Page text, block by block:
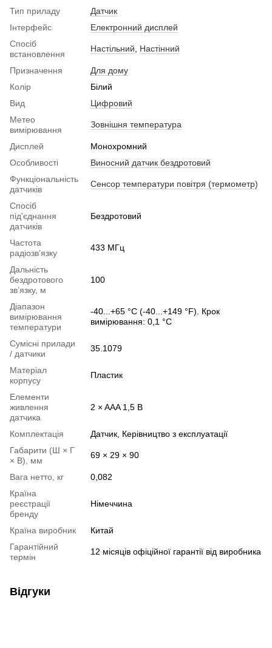
Тип приладу
Датчик
Інтерфейс
Електронний дисплей
Спосіб
встановлення
Настільний, Настінний
Призначення
Для дому
Колір
Білий
Вид
Цифровий
Метео
вимірювання
Зовнішня температура
Дисплей
Монохромний
Особливості
Виносний датчик бездротовий
Функціональність
датчиків
Сенсор температури повітря (термометр)
Спосіб
під'єднання
датчиків
Бездротовий
Частота
радіозв’язку
433 МГц
Дальність
бездротового
зв’язку, м
100
Діапазон
вимірювання
температури
-40...+65 °C (-40...+149 °F). Крок
вимірювання: 0,1 °C
Сумісні прилади
/ датчики
35.1079
Матеріал
корпусу
Пластик
Елементи
живлення
датчика
2 × AAA 1,5 В
Комплектація
Датчик, Керівництво з експлуатації
Габарити (Ш × Г
× В), мм
69 × 29 × 90
Вага нетто, кг
0,082
Країна
реєстрації
бренду
Німеччина
Країна виробник
Китай
Гарантійний
термін
12 місяців офіційної гарантії від виробника
Відгуки